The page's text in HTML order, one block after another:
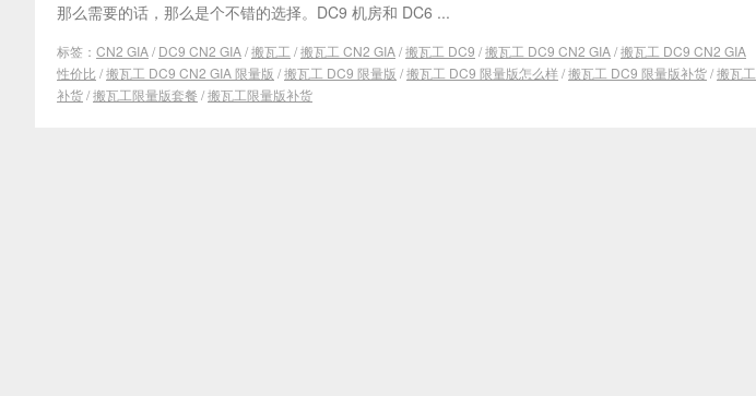
那么需要的话，那么是个不错的选择。DC9 机房和 DC6 ...
标签： CN2 GIA/ DC9 CN2 GIA/搬瓦工 /搬瓦工 CN2 GIA/搬瓦工 DC9 /搬瓦工 DC9 CN2 GIA/搬瓦工 DC9 CN2 GIA
性价比/搬瓦工 DC9 CN2 GIA 限量版 /搬瓦工 DC9 限量版 /搬瓦工 DC9 限量版怎么样/搬瓦工 DC9 限量版补货/搬瓦工
补货/搬瓦工限量版套餐 /搬瓦工限量版补货